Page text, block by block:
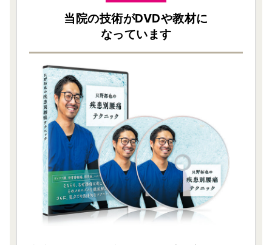
当院の技術がDVDや教材に
なっています